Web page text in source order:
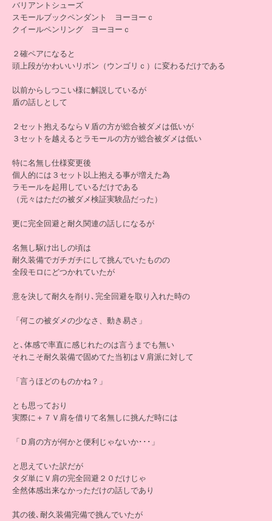
バリアントシューズ
スモールブックペンダント ヨーヨーｃ
クイールペンリング ヨーヨーｃ
２確ペアになると
頭上段がかわいいリボン（ウンゴリｃ）に変わるだけである
以前からしつこい様に解説しているが
盾の話しとして
２セット抱えるならＶ盾の方が総合被ダメは低いが
３セットを越えるとラモールの方が総合被ダメは低い
特に名無し仕様変更後
個人的には３セット以上抱える事が増えた為
ラモールを起用しているだけである
（元々はただの被ダメ検証実験品だった）
更に完全回避と耐久関連の話しになるが
名無し駆け出しの頃は
耐久装備でガチガチにして挑んでいたものの
全段モロにどつかれていたが
意を決して耐久を削り､完全回避を取り入れた時の
「何この被ダメの少なさ、動き易さ」
と､体感で率直に感じれたのは言うまでも無い
それこそ耐久装備で固めてた当初はＶ肩派に対して
「言うほどのものかね？」
とも思っており
実際に＋７Ｖ肩を借りて名無しに挑んだ時には
「Ｄ肩の方が何かと便利じゃないか･･･」
と思えていた訳だが
タダ単にＶ肩の完全回避２０だけじゃ
全然体感出来なかっただけの話しであり
其の後､耐久装備完備で挑んでいたが